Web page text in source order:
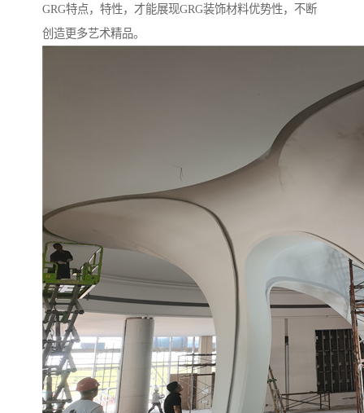
GRG特点，特性，才能展现GRG装饰材料优势性，不断
创造更多艺术精品。